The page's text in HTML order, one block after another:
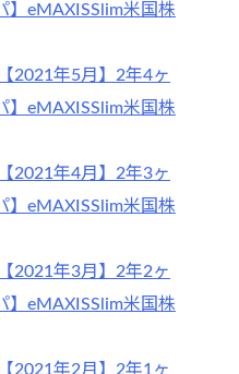
】eMAXISSlim米国株
2021年5月】2年4ヶ
】eMAXISSlim米国株
2021年4月】2年3ヶ
】eMAXISSlim米国株
2021年3月】2年2ヶ
】eMAXISSlim米国株
2021年2月】2年1ヶ